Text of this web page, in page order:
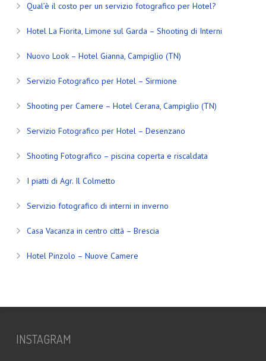
Qual’è il costo per un servizio fotografico per Hotel?
Hotel La Fiorita, Limone sul Garda – Shooting di Interni
Nuovo Look – Hotel Gianna, Campiglio (TN)
Servizio Fotografico per Hotel – Sirmione
Shooting per Camere – Hotel Cerana, Campiglio (TN)
Servizio Fotografico per Hotel – Desenzano
Shooting Fotografico – piscina coperta e riscaldata
I piatti di Agr. Il Colmetto
Servizio fotografico di interni in inverno
Casa Vacanza in centro città – Brescia
Hotel Pinzolo – Nuove Camere
INSTAGRAM